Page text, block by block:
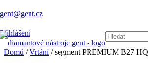
gent@gent.cz
Přihlášení
Domů /Vrtání/ segment PREMIUM B27 HQ